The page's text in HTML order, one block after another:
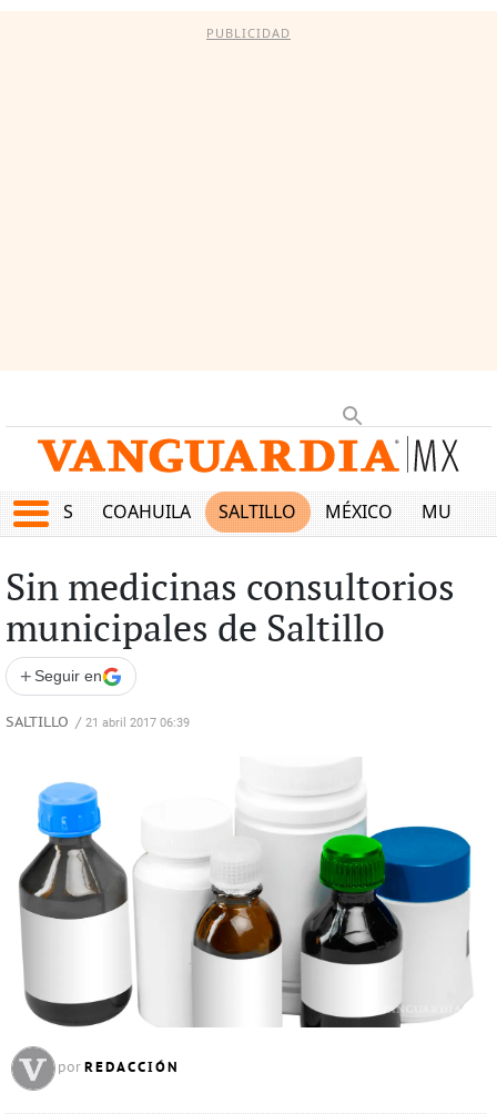
PUBLICIDAD
JUEGOS COAHUILA SALTILLO MÉXICO MUNDO
Sin medicinas consultorios
municipales de Saltillo
+ Seguir en
SALTILLO / 21 abril 2017 06:39
por REDACCIÓN